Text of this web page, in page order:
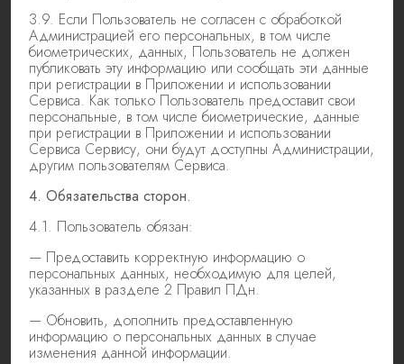
3.9. Если Пользователь не согласен с обработкой
Администрацией его персональных, в том числе
биометрических, данных, Пользователь не должен
публиковать эту информацию или сообщать эти данные
при регистрации в Приложении и использовании
Сервиса. Как только Пользователь предоставит свои
персональные, в том числе биометрические, данные
при регистрации в Приложении и использовании
Сервиса Сервису, они будут доступны Администрации,
другим пользователям Сервиса.
4. Обязательства сторон.
4.1. Пользователь обязан:
— Предоставить корректную информацию о
персональных данных, необходимую для целей,
указанных в разделе 2 Правил ПДн.
— Обновить, дополнить предоставленную
информацию о персональных данных в случае
изменения данной информации.